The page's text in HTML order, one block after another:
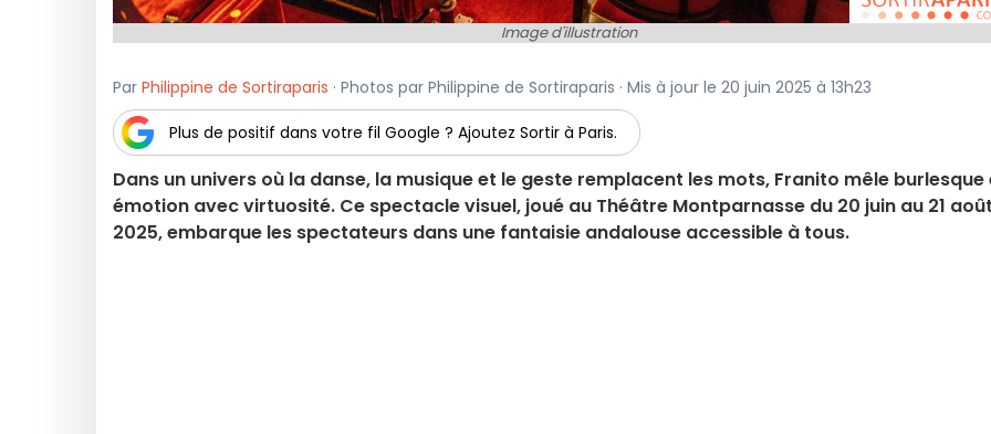
Image d'illustration
Par Philippine de Sortiraparis · Photos par Philippine de Sortiraparis · Mis à jour le 20 juin 2025 à 13h23
Plus de positif dans votre fil Google ? Ajoutez Sortir à Paris.
Dans un univers où la danse, la musique et le geste remplacent les mots, Franito mêle burlesque
émotion avec virtuosité. Ce spectacle visuel, joué au Théâtre Montparnasse du 20 juin au 21
2025, embarque les spectateurs dans une fantaisie andalouse accessible à tous.